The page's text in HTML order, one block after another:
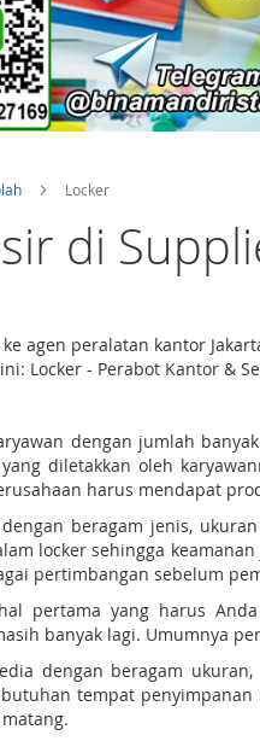
Locker
di
agen peralatan kantor
Locker - Perabot Kantor &
dengan jumlah
diletakkan oleh
harus mendapat
beragam jenis,
locker sehingga
pertimbangan sebelum
pertama yang harus
banyak lagi. Umumnya
dengan beragam
tempat